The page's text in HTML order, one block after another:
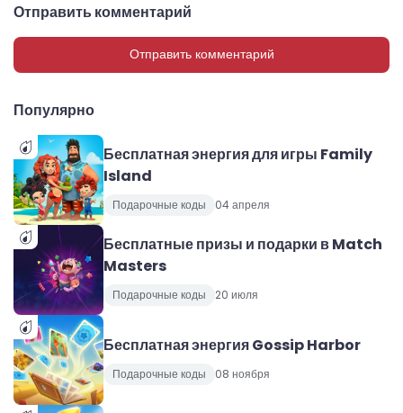
Отправить комментарий
Отправить комментарий
Популярно
Бесплатная энергия для игры Family
Island
Подарочные коды 04 апреля
Бесплатные призы и подарки в Match
Masters
Подарочные коды 20 июля
Бесплатная энергия Gossip Harbor
Подарочные коды 08 ноября